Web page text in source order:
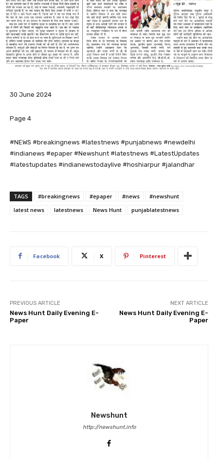
30 June 2024
Page 4
#NEWS #breakingnews #latestnews #punjabnews #newdelhi
#indianews #epaper #Newshunt #latestnews #LatestUpdates
#latestupdates #indianewstodaylive #hoshiarpur #jalandhar
TAGS #breakingnews #epaper #news
#newshunt
latest news
latestnews News Hunt punjablatestnews
Facebook X Pinterest
PREVIOUS ARTICLE
News Hunt Daily Evening E-
Paper
NEXT ARTICLE
News Hunt Daily Evening E-
Paper
Newshunt
http://newshunt.info